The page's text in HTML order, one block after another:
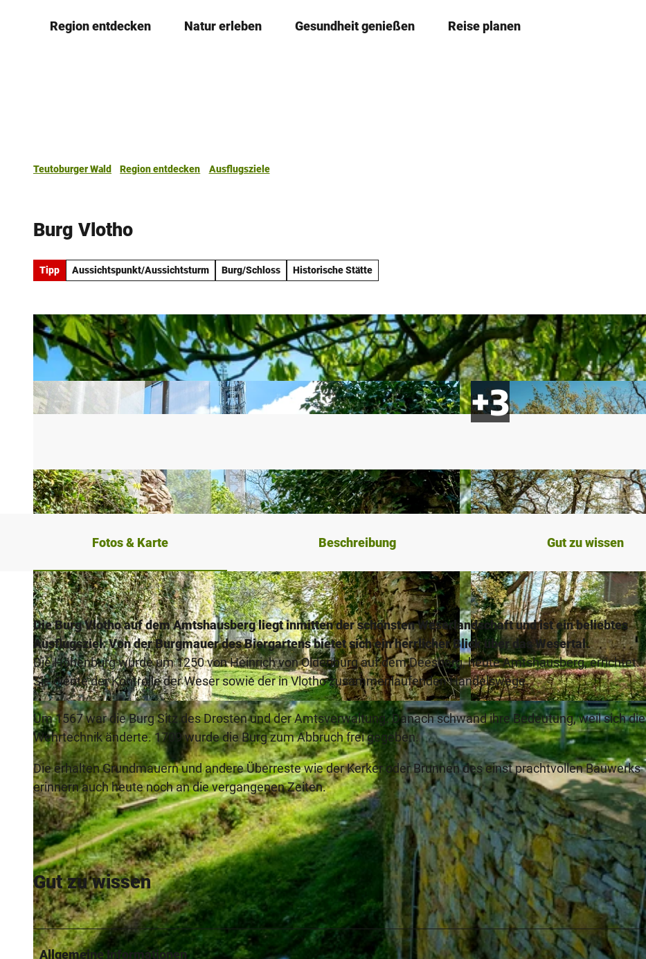
Region entdecken Natur erleben Gesundheit genießen Reise planen
Teutoburger Wald Region entdecken
Ausflugsziele
Burg Vlotho
Tipp Aussichtspunkt/Aussichtsturm Burg/Schloss Historische Stätte
© Juergen Finkhaeuser | CC-BY-SA © Juergen Finkhaeuser | CC-BY-SA
Fotos & Karte Beschreibung Gut zu wissen
Die Burg Vlotho auf dem Amtshausberg liegt inmitten der schönsten Weserlandschaft und ist ein beliebtes
Ausflugsziel. Von der Burgmauer des Biergartens bietet sich ein herrlicher Blick über das Wesertal.
Die Höhenburg wurde um 1250 von Heinrich von Oldenburg auf dem Deesberg, heute Amtshausberg, errichtet.
Sie diente der Kontrolle der Weser sowie der in Vlotho zusammenlaufenden Handelswege.
Um 1567 war die Burg Sitz des Drosten und der Amtsverwaltung. Danach schwand ihre Bedeutung, weil sich die
Wehrtechnik änderte. 1709 wurde die Burg zum Abbruch frei gegeben.
Die erhalten Grundmauern und andere Überreste wie der Kerker oder Brunnen des einst prachtvollen Bauwerks
erinnern auch heute noch an die vergangenen Zeiten.
Gut zu wissen
Allgemeine Informationen